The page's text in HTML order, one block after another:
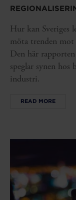
Hur kan Sveriges
möta trenden
Den här
speglar synen hos
industri.
READ MORE